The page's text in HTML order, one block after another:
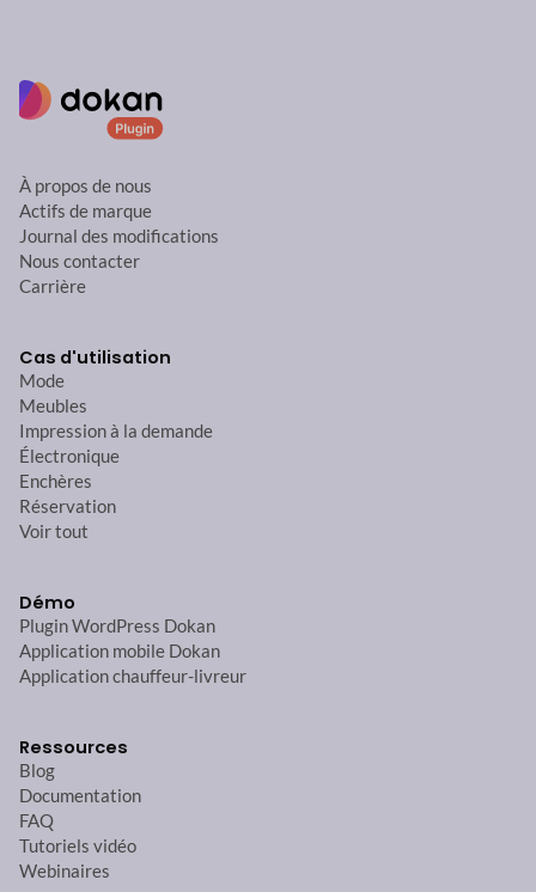
À propos de nous
Actifs de marque
Journal des modifications
Nous contacter
Carrière
Cas d'utilisation
Mode
Meubles
Impression à la demande
Électronique
Enchères
Réservation
Voir tout
Démo
Plugin WordPress Dokan
Application mobile Dokan
Application chauffeur-livreur
Ressources
Blog
Documentation
FAQ
Tutoriels vidéo
Webinaires